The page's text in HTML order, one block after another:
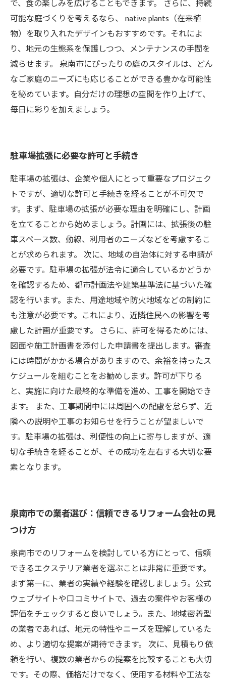
で、食の楽しみを広げることもできます。 さらに、持続
可能な庭づくりを考えるなら、 native plants（在来植
物）を取り入れたデザインもおすすめです。それによ
り、地元の生態系を保護しつつ、メンテナンスの手間を
減らせます。 泉南市にぴったりの庭のスタイルは、どん
なご家庭のニーズにも応じることができる豊かな可能性
を秘めています。自分だけの理想の空間を作り上げて、
毎日に彩りを加えましょう。
駐車場拡張に必要な許可と手続き
駐車場の拡張は、企業や個人にとって重要なプロジェク
トですが、適切な許可と手続きを経ることが不可欠で
す。まず、駐車場の拡張が必要な理由を明確にし、計画
を立てることから始めましょう。計画には、拡張後の駐
車スペース数、動線、利用者のニーズなどを考慮するこ
とが求められます。 次に、地域の自治体に対する申請が
必要です。駐車場の拡張が法令に適合しているかどうか
を確認するため、都市計画法や建築基準法に基づいた確
認を行います。また、用途地域や防火地域などの制約に
も注意が必要です。これにより、近隣住民への影響を考
慮した計画が重要です。 さらに、許可を得るためには、
図面や施工計画書を添付した申請書を提出します。審査
には時間がかかる場合がありますので、余裕を持ったス
ケジュールを組むことをお勧めします。許可が下りる
と、実施に向けた最終的な準備を進め、工事を開始でき
ます。 また、工事期間中には周囲への配慮を怠らず、近
隣への説明や工事のお知らせを行うことが望ましいで
す。駐車場の拡張は、利便性の向上に寄与しますが、適
切な手続きを経ることが、その成功を左右する大切な要
素となります。
泉南市での業者選び：信頼できるリフォーム会社の見
つけ方
泉南市でのリフォームを検討している方にとって、信頼
できるエクステリア業者を選ぶことは非常に重要です。
まず第一に、業者の実績や経験を確認しましょう。公式
ウェブサイトや口コミサイトで、過去の案件やお客様の
評価をチェックすると良いでしょう。また、地域密着型
の業者であれば、地元の特性やニーズを理解しているた
め、より適切な提案が期待できます。 次に、見積もり依
頼を行い、複数の業者からの提案を比較することも大切
です。その際、価格だけでなく、使用する材料や工法な